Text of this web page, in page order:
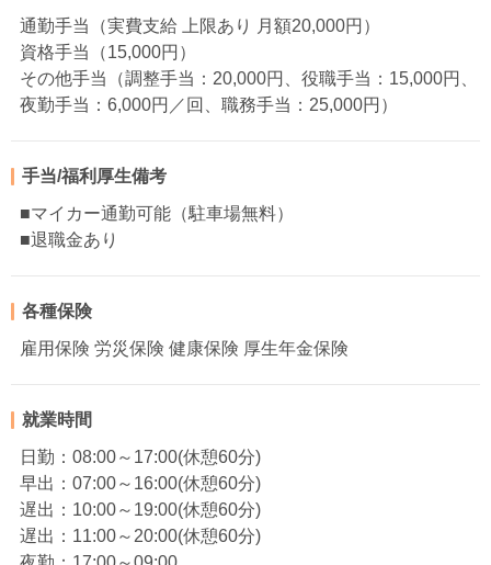
通勤手当（実費支給 上限あり 月額20,000円）
資格手当（15,000円）
その他手当（調整手当：20,000円、役職手当：15,000円、
夜勤手当：6,000円／回、職務手当：25,000円）
手当/福利厚生備考
■マイカー通勤可能（駐車場無料）
■退職金あり
各種保険
雇用保険 労災保険 健康保険 厚生年金保険
就業時間
日勤：08:00～17:00(休憩60分)
早出：07:00～16:00(休憩60分)
遅出：10:00～19:00(休憩60分)
遅出：11:00～20:00(休憩60分)